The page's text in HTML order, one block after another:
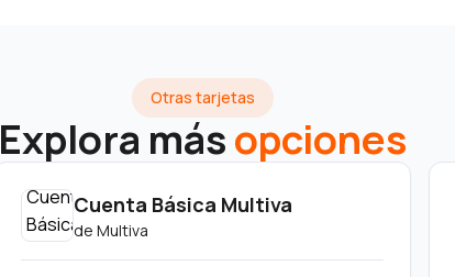
Otras tarjetas
Explora másopciones
Cuenta Básica Multiva
de Multiva